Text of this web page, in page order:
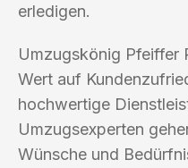
erledigen.
Umzugskönig Pfeiffer
Wert auf
hochwertige
Umzugsexperten
Wünsche und